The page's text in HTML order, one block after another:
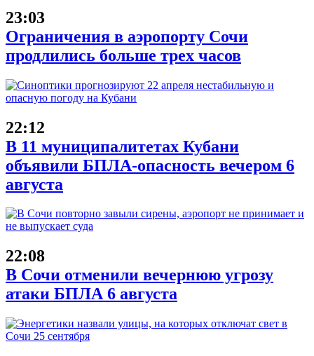
23:03
Ограничения в аэропорту Сочи
продлились больше трех часов
22:12
В 11 муниципалитетах Кубани
объявили БПЛА-опасность вечером 6
августа
22:08
В Сочи отменили вечернюю угрозу
атаки БПЛА 6 августа